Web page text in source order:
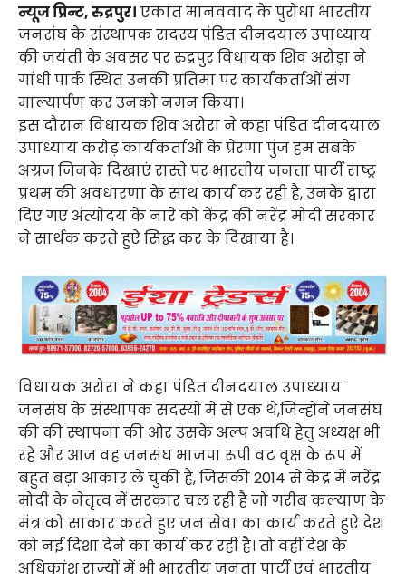
न्यूज प्रिन्ट, रुद्रपुर। एकांत मानववाद के पुरोधा भारतीय
जनसंघ के संस्थापक सदस्य पंडित दीनदयाल उपाध्याय
की जयंती के अवसर पर रुद्रपुर विधायक शिव अरोड़ा ने
गांधी पार्क स्थित उनकी प्रतिमा पर कार्यकर्ताओं संग
माल्यार्पण कर उनको नमन किया।
इस दौरान विधायक शिव अरोरा ने कहा पंडित दीनदयाल
उपाध्याय करोड़ कार्यकर्ताओं के प्रेरणा पुंज हम सबके
अग्रज जिनके दिखाएं रास्ते पर भारतीय जनता पार्टी राष्ट्र
प्रथम की अवधारणा के साथ कार्य कर रही है, उनके द्वारा
दिए गए अंत्योदय के नारे को केंद्र की नरेंद्र मोदी सरकार
ने सार्थक करते हुऐ सिद्ध कर के दिखाया है।
विधायक अरोरा ने कहा पंडित दीनदयाल उपाध्याय
जनसंघ के संस्थापक सदस्यों में से एक थे,जिन्होंने जनसंघ
की की स्थापना की ओर उसके अल्प अवधि हेतु अध्यक्ष भी
रहे और आज वह जनसंघ भाजपा रूपी वट वृक्ष के रूप में
बहुत बड़ा आकार ले चुकी है, जिसकी 2014 से केंद्र में नरेंद्र
मोदी के नेतृत्व में सरकार चल रही है जो गरीब कल्याण के
मंत्र को साकार करते हुए जन सेवा का कार्य करते हुऐ देश
को नई दिशा देने का कार्य कर रही है। तो वहीं देश के
अधिकांश राज्यों में भी भारतीय जनता पार्टी एवं भारतीय